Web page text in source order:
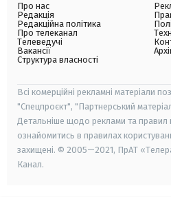
Про нас
Редакція
Редакційна політика
Про телеканал
Телеведучі
Вакансії
Структура власності
Всі комерційні рекламні матеріали
"Спецпроєкт", "Партнерський
Детальніше щодо реклами та правил
ознайомитись в правилах
захищені. © 2005—2021, ПрАТ
Канал.